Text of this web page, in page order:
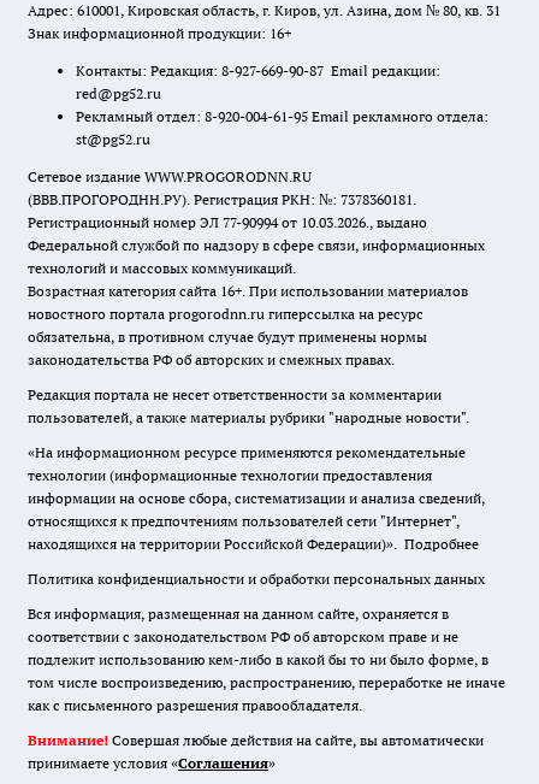
Адрес: 610001, Кировская область, г. Киров, ул. Азина, дом № 80, кв. 31
Знак информационной продукции: 16+
Контакты: Редакция: 8-927-669-90-87 Email редакции:
red@pg52.ru
Рекламный отдел: 8-920-004-61-95 Email рекламного отдела:
st@pg52.ru
Сетевое издание WWW.PROGORODNN.RU
(ВВВ.ПРОГОРОДНН.РУ). Регистрация РКН: №: 7378360181.
Регистрационный номер ЭЛ 77-90994 от 10.03.2026., выдано
Федеральной службой по надзору в сфере связи, информационных
технологий и массовых коммуникаций.
Возрастная категория сайта 16+. При использовании материалов
новостного портала progorodnn.ru гиперссылка на ресурс
обязательна, в противном случае будут применены нормы
законодательства РФ об авторских и смежных правах.
Редакция портала не несет ответственности за комментарии
пользователей, а также материалы рубрики "народные новости".
«На информационном ресурсе применяются рекомендательные
технологии (информационные технологии предоставления
информации на основе сбора, систематизации и анализа сведений,
относящихся к предпочтениям пользователей сети "Интернет",
находящихся на территории Российской Федерации)». Подробнее
Политика конфиденциальности и обработки персональных данных
Вся информация, размещенная на данном сайте, охраняется в
соответствии с законодательством РФ об авторском праве и не
подлежит использованию кем-либо в какой бы то ни было форме, в
том числе воспроизведению, распространению, переработке не иначе
как с письменного разрешения правообладателя.
Внимание! Совершая любые действия на сайте, вы автоматически
принимаете условия «Cоглашения»